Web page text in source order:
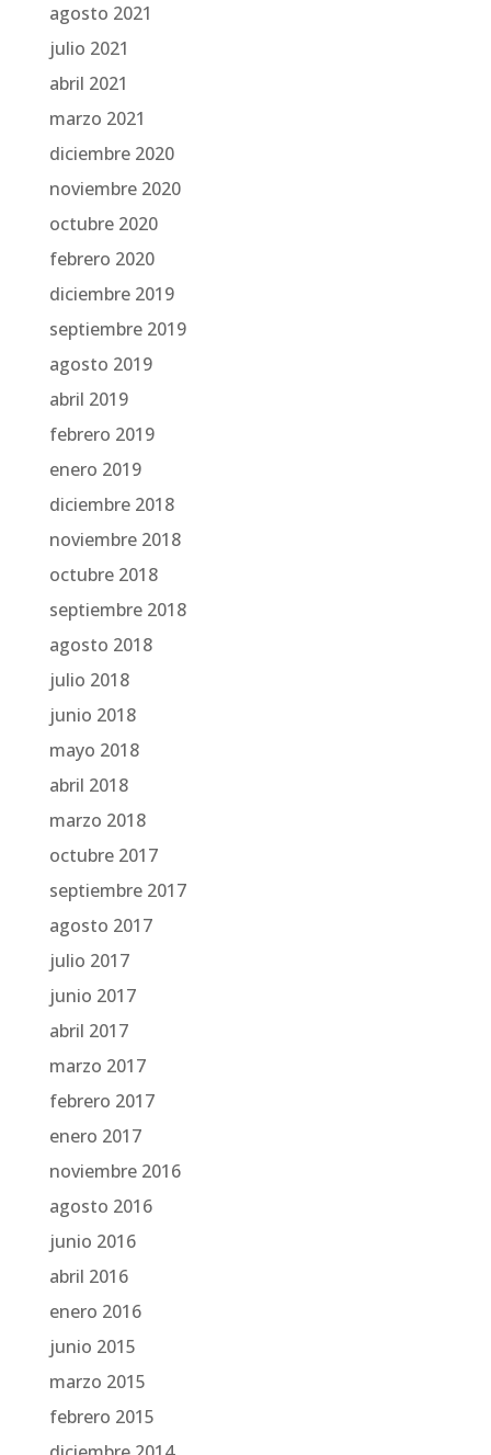
agosto 2021
julio 2021
abril 2021
marzo 2021
diciembre 2020
noviembre 2020
octubre 2020
febrero 2020
diciembre 2019
septiembre 2019
agosto 2019
abril 2019
febrero 2019
enero 2019
diciembre 2018
noviembre 2018
octubre 2018
septiembre 2018
agosto 2018
julio 2018
junio 2018
mayo 2018
abril 2018
marzo 2018
octubre 2017
septiembre 2017
agosto 2017
julio 2017
junio 2017
abril 2017
marzo 2017
febrero 2017
enero 2017
noviembre 2016
agosto 2016
junio 2016
abril 2016
enero 2016
junio 2015
marzo 2015
febrero 2015